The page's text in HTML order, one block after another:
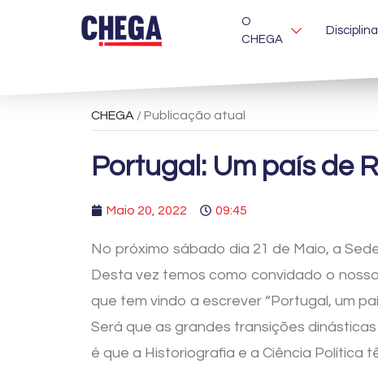
O
CHEGA
Disciplina
CHEGA / Publicação atual
Portugal: Um país de
Maio 20, 2022 09:45
No próximo sábado dia 21 de Maio, a
Desta vez temos como convidado o
que tem vindo a escrever “Portugal, um
Será que as grandes transições
é que a Historiografia e a Ciência Política